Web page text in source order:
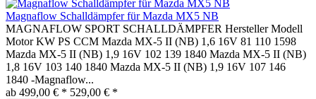
Magnaflow Schalldämpfer für Mazda MX5 NB
MAGNAFLOW SPORT SCHALLDÄMPFER Hersteller Modell
Motor KW PS CCM Mazda MX-5 II (NB) 1,6 16V 81 110 1598
Mazda MX-5 II (NB) 1,9 16V 102 139 1840 Mazda MX-5 II (NB)
1,8 16V 103 140 1840 Mazda MX-5 II (NB) 1,9 16V 107 146
1840 -Magnaflow...
ab 499,00 € * 529,00 € *